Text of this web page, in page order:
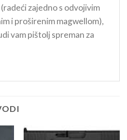
zajedno s odvojivim
i proširenim magwellom),
vam pištolj spreman za